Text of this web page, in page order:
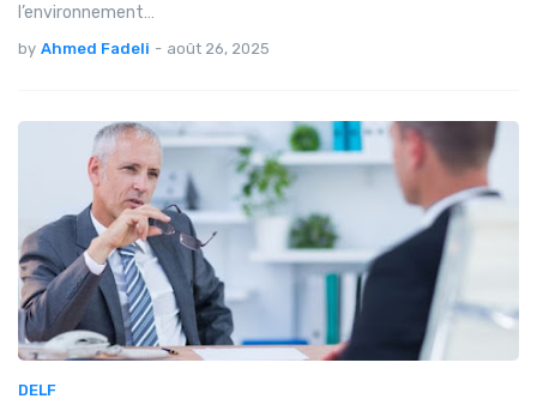
l’environnement…
by Ahmed Fadeli - août 26, 2025
DELF